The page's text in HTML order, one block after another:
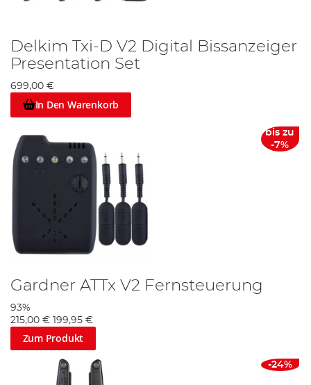
Delkim Txi-D V2 Digital Bissanzeiger
Presentation Set
699,00 €
In Den Warenkorb
bis zu
-7%
Gardner ATTx V2 Fernsteuerung
93%
215,00 €
199,95 €
Zum Produkt
-24%